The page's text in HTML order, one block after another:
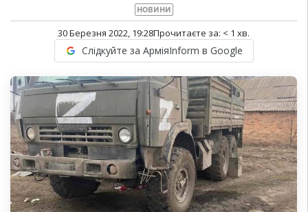
НОВИНИ
30 Березня 2022, 19:28Прочитаєте за: < 1 хв.
Слідкуйте за АрміяInform в Google